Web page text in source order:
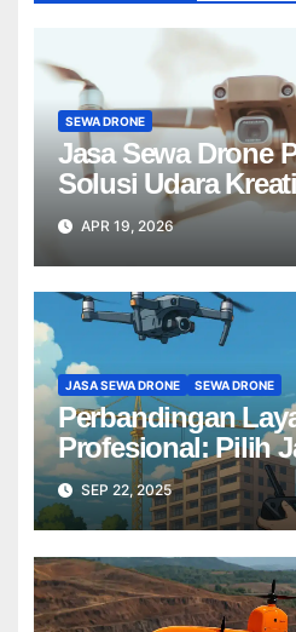
SEWA DRONE
Jasa Sewa Drone
Solusi Udara
Anda Tanpa Batas
APR 19, 2026
JASA SEWA DRONE SEWA DRONE
Perbandingan
Profesional: Pilih
Terbaik untuk
SEP 22, 2025